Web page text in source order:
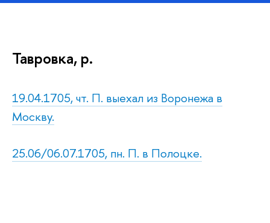
Тавровка, р.
19.04.1705, чт. П. выехал из Воронежа в
Москву.
25.06/06.07.1705, пн. П. в Полоцке.